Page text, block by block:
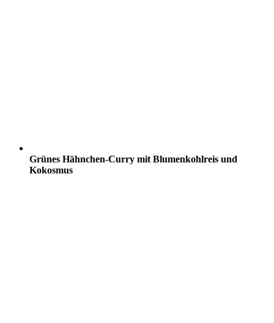
Grünes Hähnchen-Curry mit Blumenkohlreis und
Kokosmus